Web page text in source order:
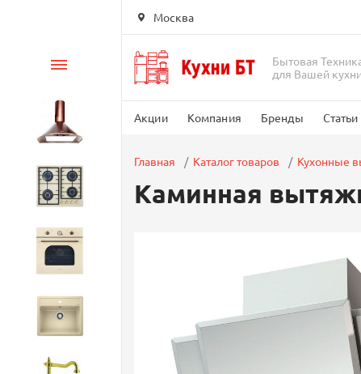
Москва
Бытовая
для Вашей кухни
Акции Компания Бренды Статьи
Каталог
Вытяжки
Варочные панели
Главная Каталог товаров Кухонные
Каминная